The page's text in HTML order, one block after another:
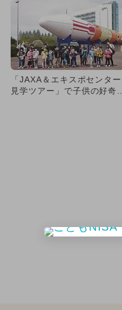
「JAXA＆エキスポセンター
見学ツアー」で子供の好奇心